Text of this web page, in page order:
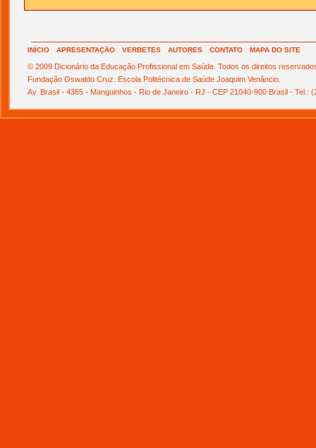
INÍCIO APRESENTAÇÃO VERBETES AUTORES CONTATO MAPA DO SITE
© 2009 Dicionário da Educação Profissional em Saúde. Todos os direitos
Fundação Oswaldo Cruz. Escola Politécnica de Saúde Joaquim Venâncio.
Av. Brasil - 4365 - Manguinhos - Rio de Janeiro - RJ - CEP 21040-900 Brasil - Tel.: